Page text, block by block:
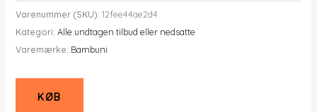
Varenummer (SKU): 12fee44ae2d4
Kategori: Alle undtagen tilbud eller nedsatte
Varemærke: Bambuni
KØB